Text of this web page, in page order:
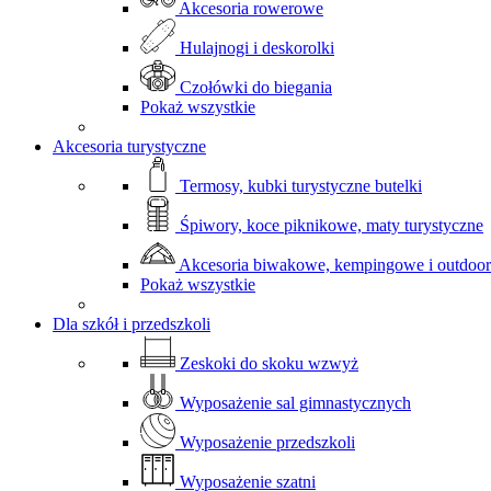
Akcesoria rowerowe
Hulajnogi i deskorolki
Czołówki do biegania
Pokaż wszystkie
Akcesoria turystyczne
Termosy, kubki turystyczne butelki
Śpiwory, koce piknikowe, maty turystyczne
Akcesoria biwakowe, kempingowe i
Pokaż wszystkie
Dla szkół i przedszkoli
Zeskoki do skoku wzwyż
Wyposażenie sal gimnastycznych
Wyposażenie przedszkoli
Wyposażenie szatni